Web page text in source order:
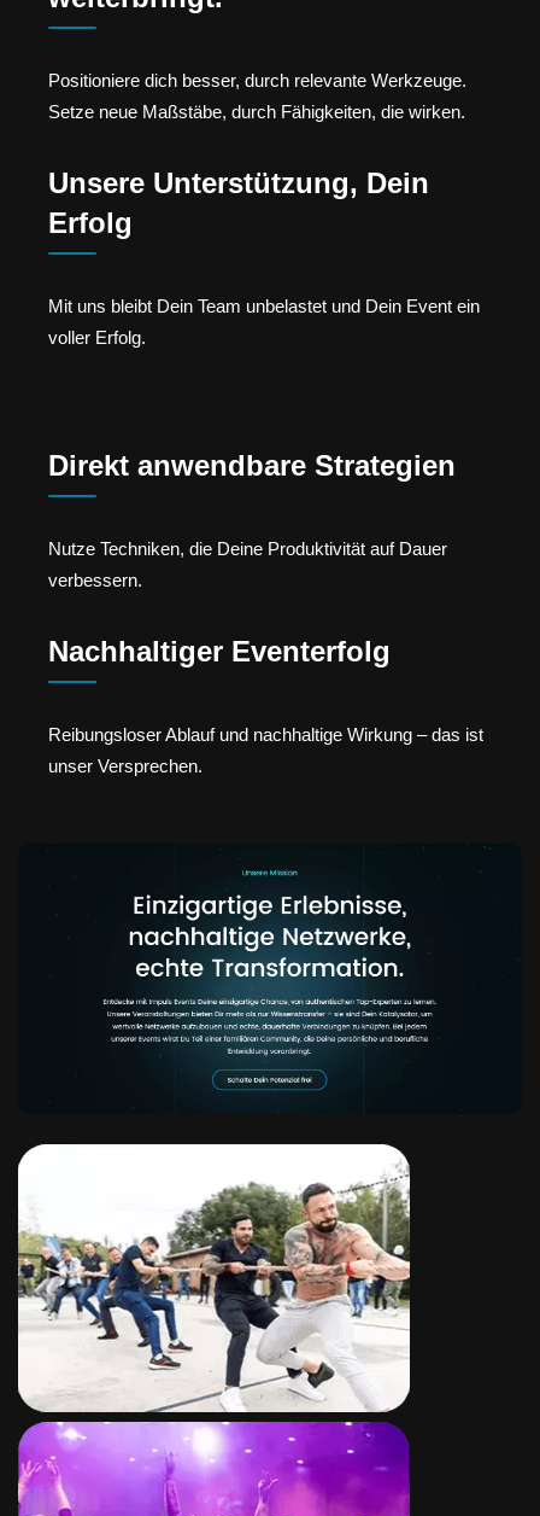
Positioniere dich besser, durch relevante Werkzeuge.
Setze neue Maßstäbe, durch Fähigkeiten, die wirken.
Unsere Unterstützung, Dein
Erfolg
Mit uns bleibt Dein Team unbelastet und Dein Event ein
voller Erfolg.
Direkt anwendbare Strategien
Nutze Techniken, die Deine Produktivität auf Dauer
verbessern.
Nachhaltiger Eventerfolg
Reibungsloser Ablauf und nachhaltige Wirkung – das ist
unser Versprechen.